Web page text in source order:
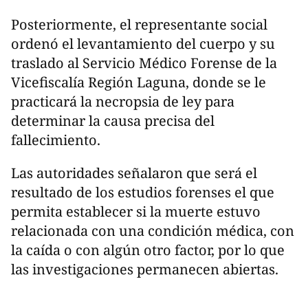
Posteriormente, el representante social
ordenó el levantamiento del cuerpo y su
traslado al Servicio Médico Forense de la
Vicefiscalía Región Laguna, donde se le
practicará la necropsia de ley para
determinar la causa precisa del
fallecimiento.
Las autoridades señalaron que será el
resultado de los estudios forenses el que
permita establecer si la muerte estuvo
relacionada con una condición médica, con
la caída o con algún otro factor, por lo que
las investigaciones permanecen abiertas.